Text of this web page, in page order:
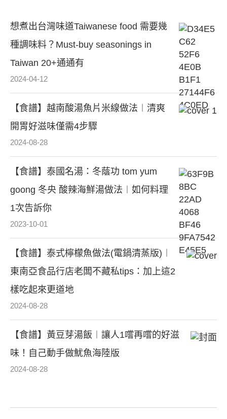
想煮出台灣味道Taiwanese food 需要幾
種調味料？Must-buy seasonings in
Taiwan 20+通通有
2024-04-12
【食譜】越南酸湯魚片米線做法︱清爽
開胃好滋味僅需4步驟
2024-08-28
【食譜】泰國名湯：冬蔭功 tom yum
goong 冬央 酸辣海鮮湯做法︱如何料理
1次告訴你
2023-10-01
【食譜】泰式檸檬魚做法(電鍋清蒸版)︱
東南亞食品行店老闆不藏私tips：加上這2
樣吃起來更道地
2024-08-28
【食譜】黃豆芽湯飯︱讓人1嚐再嚐的好滋
味！自己動手做魷魚海陸版
2024-08-28